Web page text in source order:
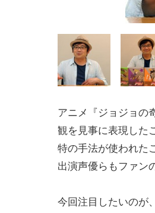
アニメ『ジョジョの
観を見事に表現した
特の手法が使われた
出演声優らもファン
今回注目したいのが